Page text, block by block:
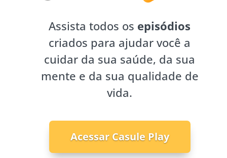
Assista todos os episódios
criados para ajudar você a
cuidar da sua saúde, da sua
mente e da sua qualidade de
vida.
Acessar Casule Play